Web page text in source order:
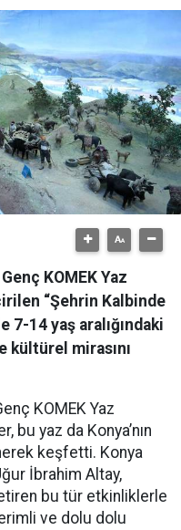
KOMEK Yaz
“Şehrin Kalbinde
14 yaş aralığındaki
kültürel mirasını
KOMEK Yaz
bu yaz da Konya’nın
keşfetti. Konya
İbrahim Altay,
bu tür etkinliklerle
ve dolu dolu